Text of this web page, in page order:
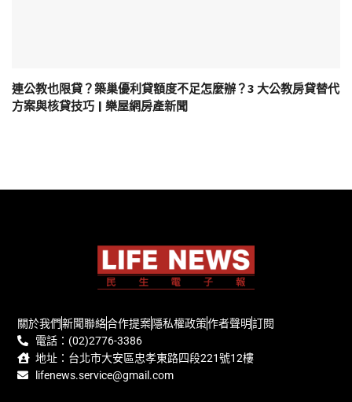
連公教也限貸？築巢優利貸額度不足怎麼辦？3 大公教房貸替代
方案與核貸技巧 | 樂屋網房產新聞
關於我們新聞聯絡合作提案隱私權政策作者聲明訂閱
電話：(02)2776-3386
地址：台北市大安區忠孝東路四段221號12樓
lifenews.service@gmail.com